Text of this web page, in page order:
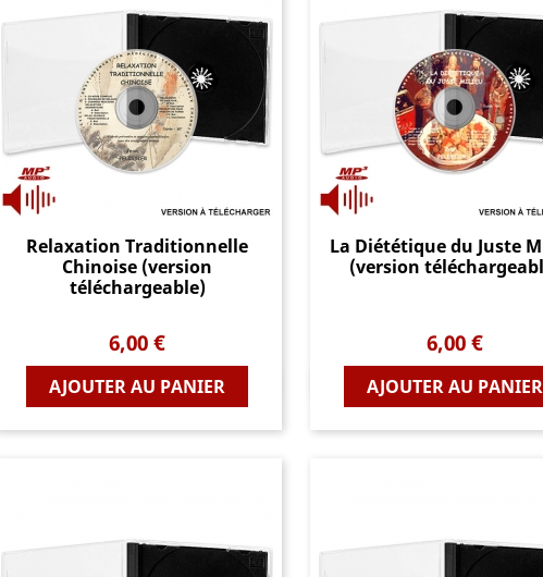
Relaxation Traditionnelle
Chinoise (version
téléchargeable)
Prix
6,00 €
AJOUTER AU PANIER
Aperçu rapide
La Diététique du Juste
(version
Prix
6,00 €
AJOUTER AU PANIER
Aperçu rapide